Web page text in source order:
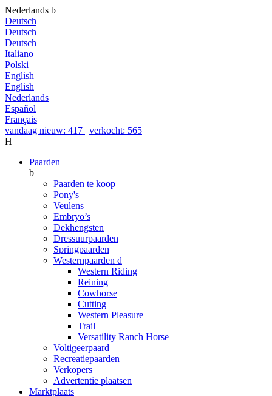
Nederlands b
Deutsch
Deutsch
Deutsch
Italiano
Polski
English
English
Nederlands
Español
Français
vandaag nieuw: 417 | verkocht: 565
H
Paarden
b
Paarden te koop
Pony's
Veulens
Embryo’s
Dekhengsten
Dressuurpaarden
Springpaarden
Westernpaarden d
Western Riding
Reining
Cowhorse
Cutting
Western Pleasure
Trail
Versatility Ranch Horse
Voltigeerpaard
Recreatiepaarden
Verkopers
Advertentie plaatsen
Marktplaats